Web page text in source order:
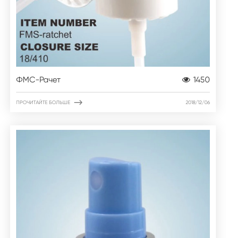
ФМС-Рачет 1450
ПРОЧИТАЙТЕ БОЛЬШЕ  2018/12/06